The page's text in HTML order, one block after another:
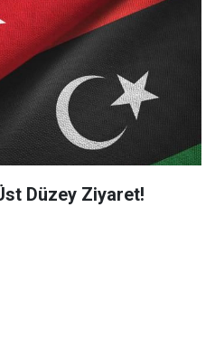
Düzey Ziyaret!